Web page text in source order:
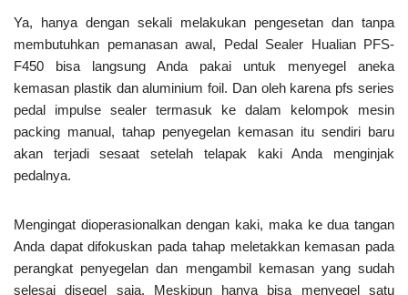
Ya, hanya dengan sekali melakukan pengesetan dan tanpa
membutuhkan pemanasan awal, Pedal Sealer Hualian PFS-
F450 bisa langsung Anda pakai untuk menyegel aneka
kemasan plastik dan aluminium foil. Dan oleh karena pfs series
pedal impulse sealer termasuk ke dalam kelompok mesin
packing manual, tahap penyegelan kemasan itu sendiri baru
akan terjadi sesaat setelah telapak kaki Anda menginjak
pedalnya.
Mengingat dioperasionalkan dengan kaki, maka ke dua tangan
Anda dapat difokuskan pada tahap meletakkan kemasan pada
perangkat penyegelan dan mengambil kemasan yang sudah
selesai disegel saja. Meskipun hanya bisa menyegel satu